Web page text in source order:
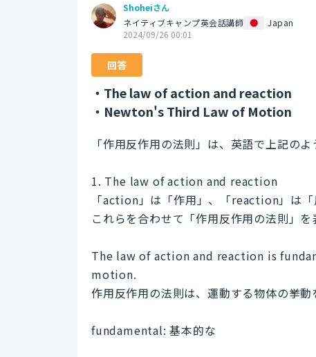
Shoheiさん
ネイティブキャンプ英会話講師
Japan
2024/09/26 00:01
回答
・The law of action and reaction
・Newton's Third Law of Motion
「作用反作用の法則」は、英語で上記の
1. The law of action and reaction
「action」は「作用」、「reaction」は
これらを合わせて「作用反作用の法則」を
The law of action and reaction is
motion.
作用反作用の法則は、運動する物体の挙動
fundamental: 基本的な